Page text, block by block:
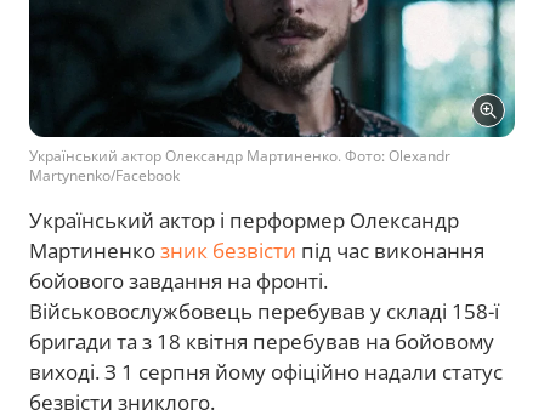
Український актор Олександр Мартиненко. Фото: Olexandr
Martynenko/Facebook
Український актор і перформер Олександр
Мартиненкозник безвісти під час виконання
бойового завдання на фронті.
Військовослужбовець перебував у складі 158-ї
бригади та з 18 квітня перебував на бойовому
виході. З 1 серпня йому офіційно надали статус
безвісти зниклого.